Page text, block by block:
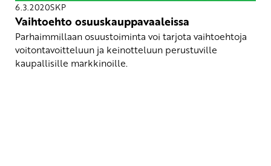
6.3.2020SKP
Vaihtoehto osuuskauppavaaleissa
Parhaimmillaan osuustoiminta voi tarjota vaihtoehtoja
voitontavoitteluun ja keinotteluun perustuville
kaupallisille markkinoille.